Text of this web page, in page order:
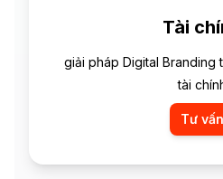
Tài
giải pháp Digital Branding
tài
Tư vấn